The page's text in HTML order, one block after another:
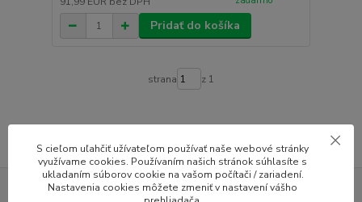
Pridať do košíka
strana z 1
S cieľom uľahčiť užívateľom používať naše webové stránky
využívame cookies. Používaním našich stránok súhlasíte s
ukladaním súborov cookie na vašom počítači / zariadení.
Nastavenia cookies môžete zmeniť v nastavení vášho